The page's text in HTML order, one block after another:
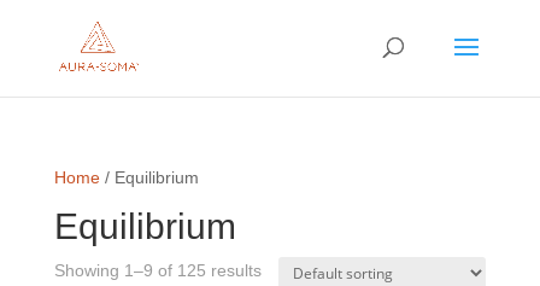
Home/ Equilibrium
Equilibrium
Showing 1–9 of 125 results